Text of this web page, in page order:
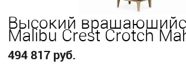
Высокий
Malibu Crest Crotch
494 817 руб.